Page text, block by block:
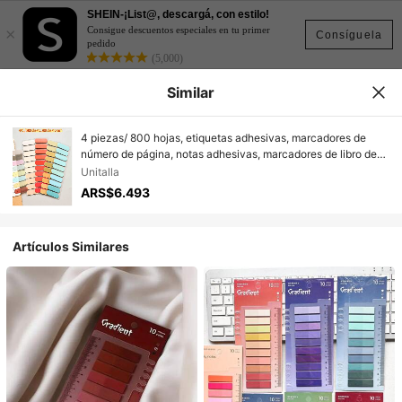
Consíguela
×
SHEIN-¡List@, descargá, con estilo!
Consigue descuentos especiales en tu primer
pedido
(5,000)
Similar
4 piezas/ 800 hojas, etiquetas adhesivas, marcadores de
número de página, notas adhesivas, marcadores de libro de
colores translúcidos escribibles y reutilizables, hermosas
etiquetas de índice con cinta, notas adhesivas de colores
retro europeos y americanos de PET transparente
Unitalla
ARS$6.493
Artículos Similares